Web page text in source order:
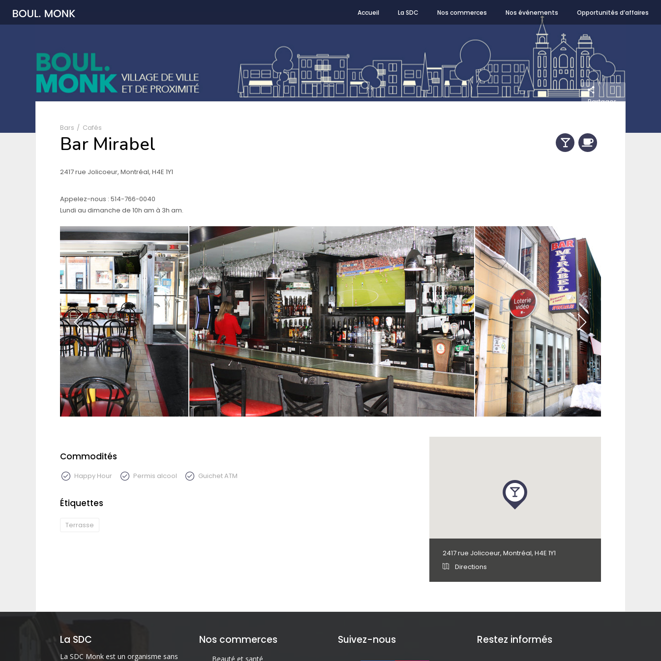
Accueil La SDC Nos commerces Nos événements Opportunités d’affaires
Partager
Bars Cafés
Bar Mirabel
2417 rue Jolicoeur, Montréal, H4E 1Y1
Appelez-nous : 514-766-0040
Lundi au dimanche de 10h am à 3h am.
Commodités
Happy Hour Permis alcool Guichet ATM
Étiquettes
Terrasse
2417 rue Jolicoeur, Montréal, H4E 1Y1
Directions
La SDC
La SDC Monk est un organisme sans
Nos commerces
Beauté et santé
Suivez-nous Restez informés